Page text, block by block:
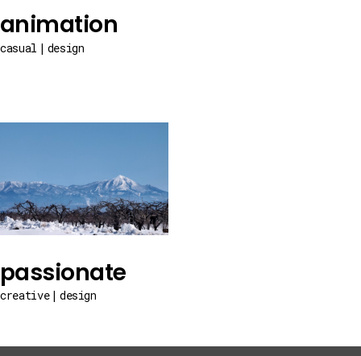
animation
casual design
passionate
creative design